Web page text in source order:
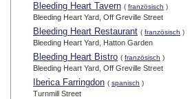
Bleeding Heart Tavern ( französisch )
Bleeding Heart Yard, Off Greville Street
Bleeding Heart Restaurant ( französisch )
Bleeding Heart Yard, Hatton Garden
Bleeding Heart Bistro ( französisch )
Bleeding Heart Yard, Off Greville Street
Iberica Farringdon ( spanisch )
Turnmill Street